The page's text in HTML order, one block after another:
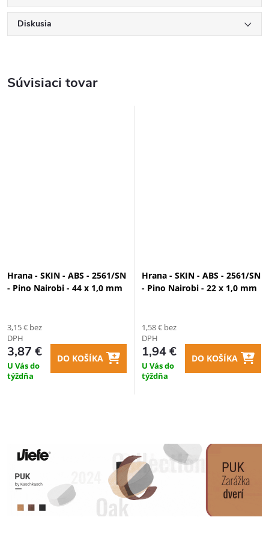
Diskusia
Súvisiaci tovar
Hrana - SKIN - ABS - 2561/SN
- Pino Nairobi - 44 x 1,0 mm
3,15 € bez
DPH
3,87 €
U Vás do
týždňa
DO KOŠÍKA
Hrana - SKIN - ABS - 2561/SN
- Pino Nairobi - 22 x 1,0 mm
1,58 € bez
DPH
1,94 €
U Vás do
týždňa
DO KOŠÍKA